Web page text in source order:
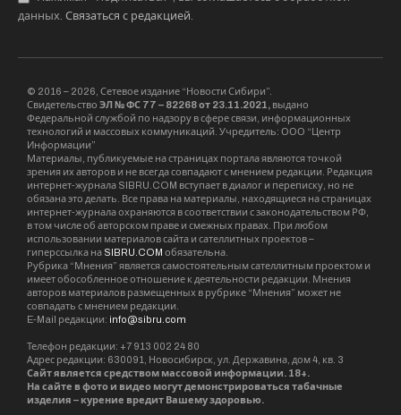
данных. Связаться с редакцией.
© 2016 – 2026, Сетевое издание “Новости Сибири”.
Свидетельство ЭЛ № ФС 77 – 82268 от 23.11.2021, выдано
Федеральной службой по надзору в сфере связи, информационных
технологий и массовых коммуникаций. Учредитель: ООО “Центр
Информации”
Материалы, публикуемые на страницах портала являются точкой
зрения их авторов и не всегда совпадают с мнением редакции. Редакция
интернет-журнала SIBRU.COM вступает в диалог и переписку, но не
обязана это делать. Все права на материалы, находящиеся на страницах
интернет-журнала охраняются в соответствии с законодательством РФ,
в том числе об авторском праве и смежных правах. При любом
использовании материалов сайта и сателлитных проектов –
гиперссылка на SIBRU.COM обязательна.
Рубрика “Мнения” является самостоятельным сателлитным проектом и
имеет обособленное отношение к деятельности редакции. Мнения
авторов материалов размещенных в рубрике “Мнения” может не
совпадать с мнением редакции.
E-Mail редакции: info@sibru.com
Телефон редакции: +7 913 002 24 80
Адрес редакции: 630091, Новосибирск, ул. Державина, дом 4, кв. 3
Сайт является средством массовой информации. 18+.
На сайте в фото и видео могут демонстрироваться табачные
изделия – курение вредит Вашему здоровью.